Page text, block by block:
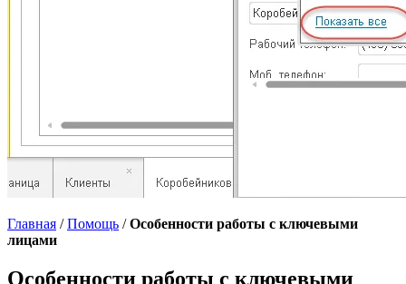
Главная /Помощь /Особенности работы с ключевыми
лицами
Особенности работы с ключевыми